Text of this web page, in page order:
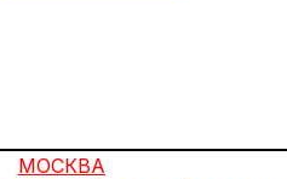
МОСКВА